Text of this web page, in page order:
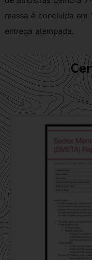
massa é concluída em
entrega atempada.